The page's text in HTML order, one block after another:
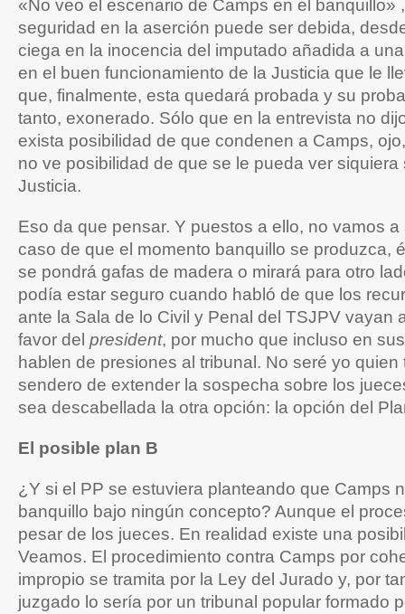
«No veo el escenario de Camps en el banquillo»
seguridad en la aserción puede ser debida,
ciega en la inocencia del imputado añadida a
en el buen funcionamiento de la Justicia que le
que, finalmente, esta quedará probada y su
tanto, exonerado. Sólo que en la entrevista no
exista posibilidad de que condenen a Camps,
no ve posibilidad de que se le pueda ver siquiera
Justicia.
Eso da que pensar. Y puestos a ello, no vamos
caso de que el momento banquillo se produzca,
se pondrá gafas de madera o mirará para otro
podía estar seguro cuando habló de que los
ante la Sala de lo Civil y Penal del TSJPV vayan
favor del president, por mucho que incluso en
hablen de presiones al tribunal. No seré yo quien
sendero de extender la sospecha sobre los
sea descabellada la otra opción: la opción del
El posible plan B
¿Y si el PP se estuviera planteando que Camps
banquillo bajo ningún concepto? Aunque el
pesar de los jueces. En realidad existe una
Veamos. El procedimiento contra Camps por
impropio se tramita por la Ley del Jurado y, por
juzgado lo sería por un tribunal popular formado